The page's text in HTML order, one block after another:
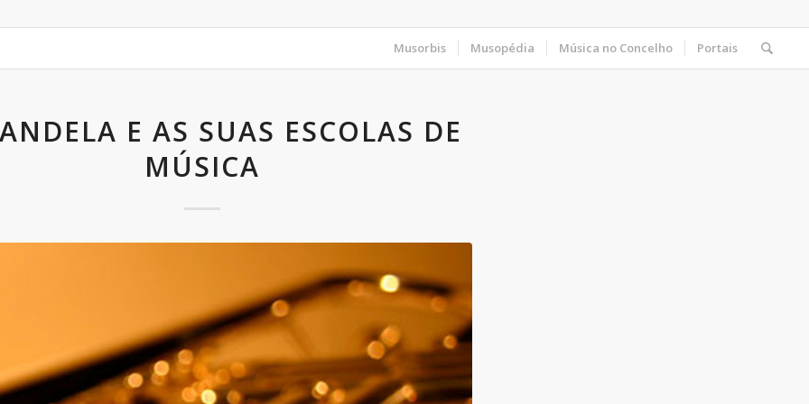
Musorbis Musopédia Música no Concelho Portais
E AS SUAS ESCOLAS DE
MÚSICA